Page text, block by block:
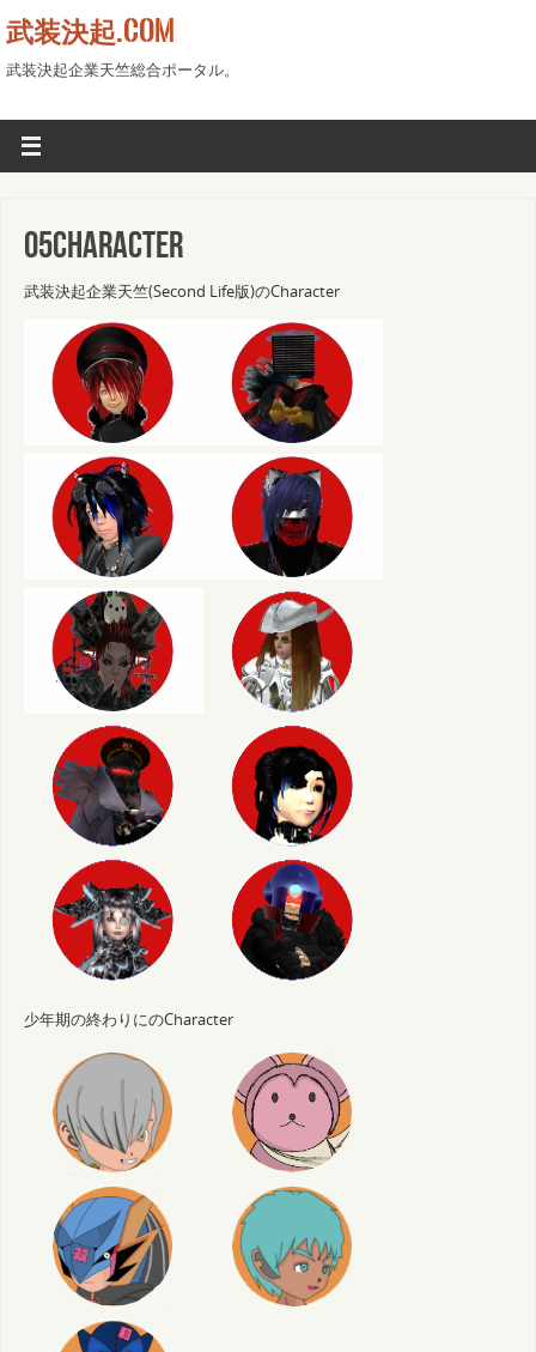
武装決起.COM
武装決起企業天竺総合ポータル。
05Character
武装決起企業天竺(Second Life版)のCharacter
少年期の終わりにのCharacter